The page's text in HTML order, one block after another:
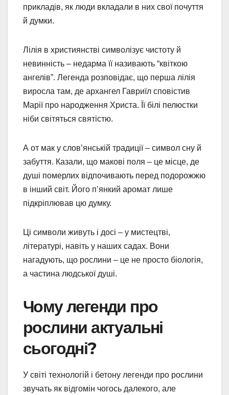
прикладів, як люди вкладали в них свої почуття
й думки.
Лілія в християнстві символізує чистоту й
невинність – недарма її називають “квіткою
ангелів”. Легенда розповідає, що перша лілія
виросла там, де архангел Гавриїл сповістив
Марії про народження Христа. Її білі пелюстки
ніби світяться святістю.
А от мак у слов’янській традиції – символ сну й
забуття. Казали, що макові поля – це місце, де
душі померлих відпочивають перед подорожжю
в інший світ. Його п’янкий аромат лише
підкріплював цю думку.
Ці символи живуть і досі – у мистецтві,
літературі, навіть у наших садах. Вони
нагадують, що рослини – це не просто біологія,
а частина людської душі.
Чому легенди про
рослини актуальні
сьогодні?
У світі технологій і бетону легенди про рослини
звучать як відгомін чогось далекого, але